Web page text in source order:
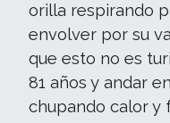
orilla respirando
envolver por su
que esto no es
81 años y andar
chupando calor y